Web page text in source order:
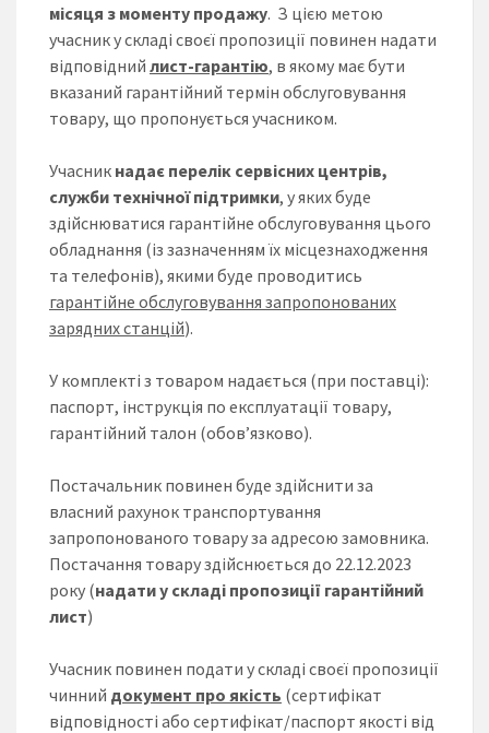
місяця з моменту продажу. З цією метою
учасник у складі своєї пропозиції повинен надати
відповідний лист-гарантію, в якому має бути
вказаний гарантійний термін обслуговування
товару, що пропонується учасником.
Учасник надає перелік сервісних центрів,
служби технічної підтримки, у яких буде
здійснюватися гарантійне обслуговування цього
обладнання (із зазначенням їх місцезнаходження
та телефонів), якими буде проводитись
гарантійне обслуговування запропонованих
зарядних станцій).
У комплекті з товаром надається (при поставці):
паспорт, інструкція по експлуатації товару,
гарантійний талон (обов’язково).
Постачальник повинен буде здійснити за
власний рахунок транспортування
запропонованого товару за адресою замовника.
Постачання товару здійснюється до 22.12.2023
року (надати у складі пропозиції гарантійний
лист)
Учасник повинен подати у складі своєї пропозиції
чинний документ про якість (сертифікат
відповідності або сертифікат/паспорт якості від